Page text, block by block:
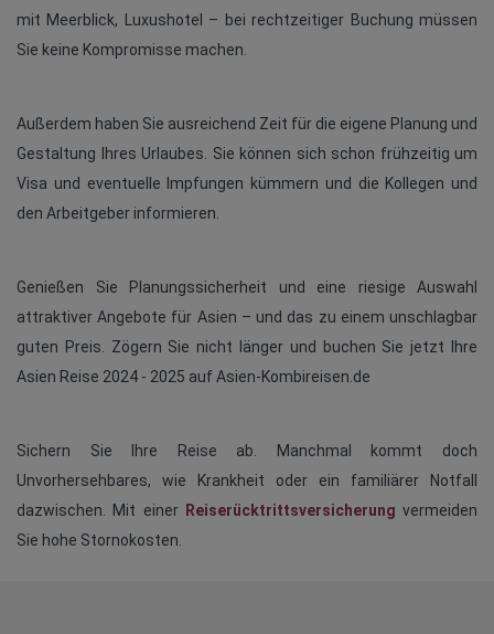
mit Meerblick, Luxushotel – bei rechtzeitiger Buchung müssen
Sie keine Kompromisse machen.
Außerdem haben Sie ausreichend Zeit für die eigene Planung und
Gestaltung Ihres Urlaubes. Sie können sich schon frühzeitig um
Visa und eventuelle Impfungen kümmern und die Kollegen und
den Arbeitgeber informieren.
Genießen Sie Planungssicherheit und eine riesige Auswahl
attraktiver Angebote für Asien – und das zu einem unschlagbar
guten Preis. Zögern Sie nicht länger und buchen Sie jetzt Ihre
Asien Reise 2024 - 2025 auf Asien-Kombireisen.de
Sichern Sie Ihre Reise ab. Manchmal kommt doch
Unvorhersehbares, wie Krankheit oder ein familiärer Notfall
dazwischen. Mit einer Reiserücktrittsversicherung vermeiden
Sie hohe Stornokosten.